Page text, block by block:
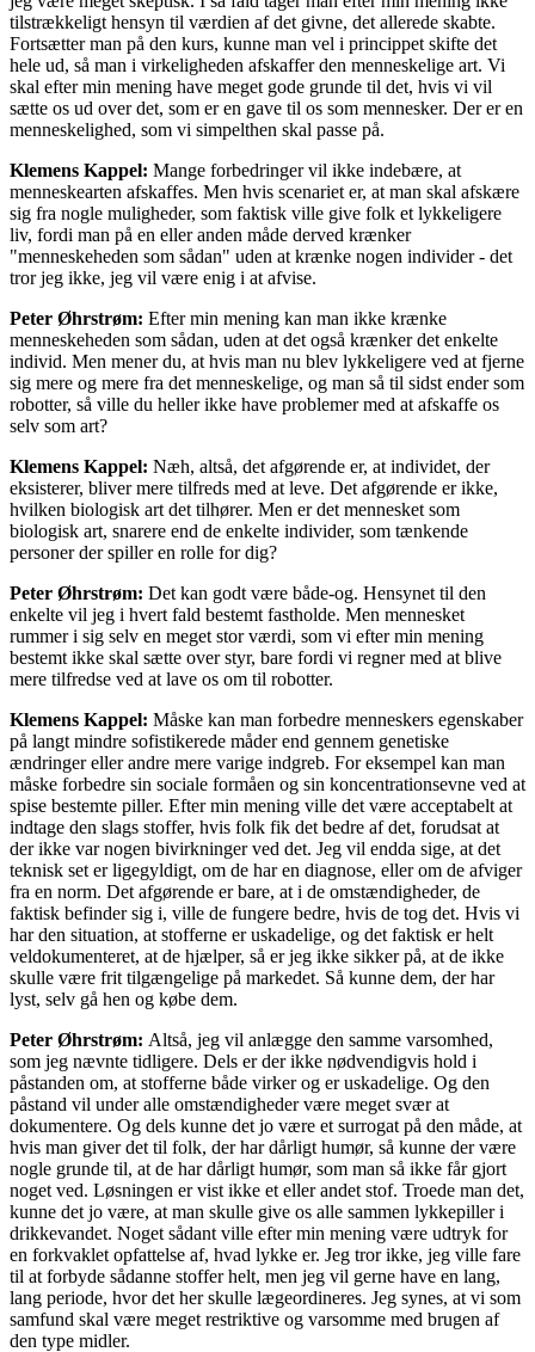
tilstrækkeligt hensyn til værdien af det givne, det allerede skabte.
Fortsætter man på den kurs, kunne man vel i princippet skifte det
hele ud, så man i virkeligheden afskaffer den menneskelige art. Vi
skal efter min mening have meget gode grunde til det, hvis vi vil
sætte os ud over det, som er en gave til os som mennesker. Der er en
menneskelighed, som vi simpelthen skal passe på.
Klemens Kappel: Mange forbedringer vil ikke indebære, at
menneskearten afskaffes. Men hvis scenariet er, at man skal afskære
sig fra nogle muligheder, som faktisk ville give folk et lykkeligere
liv, fordi man på en eller anden måde derved krænker
"menneskeheden som sådan" uden at krænke nogen individer - det
tror jeg ikke, jeg vil være enig i at afvise.
Peter Øhrstrøm: Efter min mening kan man ikke krænke
menneskeheden som sådan, uden at det også krænker det enkelte
individ. Men mener du, at hvis man nu blev lykkeligere ved at fjerne
sig mere og mere fra det menneskelige, og man så til sidst ender som
robotter, så ville du heller ikke have problemer med at afskaffe os
selv som art?
Klemens Kappel: Næh, altså, det afgørende er, at individet, der
eksisterer, bliver mere tilfreds med at leve. Det afgørende er ikke,
hvilken biologisk art det tilhører. Men er det mennesket som
biologisk art, snarere end de enkelte individer, som tænkende
personer der spiller en rolle for dig?
Peter Øhrstrøm: Det kan godt være både-og. Hensynet til den
enkelte vil jeg i hvert fald bestemt fastholde. Men mennesket
rummer i sig selv en meget stor værdi, som vi efter min mening
bestemt ikke skal sætte over styr, bare fordi vi regner med at blive
mere tilfredse ved at lave os om til robotter.
Klemens Kappel: Måske kan man forbedre menneskers egenskaber
på langt mindre sofistikerede måder end gennem genetiske
ændringer eller andre mere varige indgreb. For eksempel kan man
måske forbedre sin sociale formåen og sin koncentrationsevne ved at
spise bestemte piller. Efter min mening ville det være acceptabelt at
indtage den slags stoffer, hvis folk fik det bedre af det, forudsat at
der ikke var nogen bivirkninger ved det. Jeg vil endda sige, at det
teknisk set er ligegyldigt, om de har en diagnose, eller om de afviger
fra en norm. Det afgørende er bare, at i de omstændigheder, de
faktisk befinder sig i, ville de fungere bedre, hvis de tog det. Hvis vi
har den situation, at stofferne er uskadelige, og det faktisk er helt
veldokumenteret, at de hjælper, så er jeg ikke sikker på, at de ikke
skulle være frit tilgængelige på markedet. Så kunne dem, der har
lyst, selv gå hen og købe dem.
Peter Øhrstrøm: Altså, jeg vil anlægge den samme varsomhed,
som jeg nævnte tidligere. Dels er der ikke nødvendigvis hold i
påstanden om, at stofferne både virker og er uskadelige. Og den
påstand vil under alle omstændigheder være meget svær at
dokumentere. Og dels kunne det jo være et surrogat på den måde, at
hvis man giver det til folk, der har dårligt humør, så kunne der være
nogle grunde til, at de har dårligt humør, som man så ikke får gjort
noget ved. Løsningen er vist ikke et eller andet stof. Troede man det,
kunne det jo være, at man skulle give os alle sammen lykkepiller i
drikkevandet. Noget sådant ville efter min mening være udtryk for
en forkvaklet opfattelse af, hvad lykke er. Jeg tror ikke, jeg ville fare
til at forbyde sådanne stoffer helt, men jeg vil gerne have en lang,
lang periode, hvor det her skulle lægeordineres. Jeg synes, at vi som
samfund skal være meget restriktive og varsomme med brugen af
den type midler.